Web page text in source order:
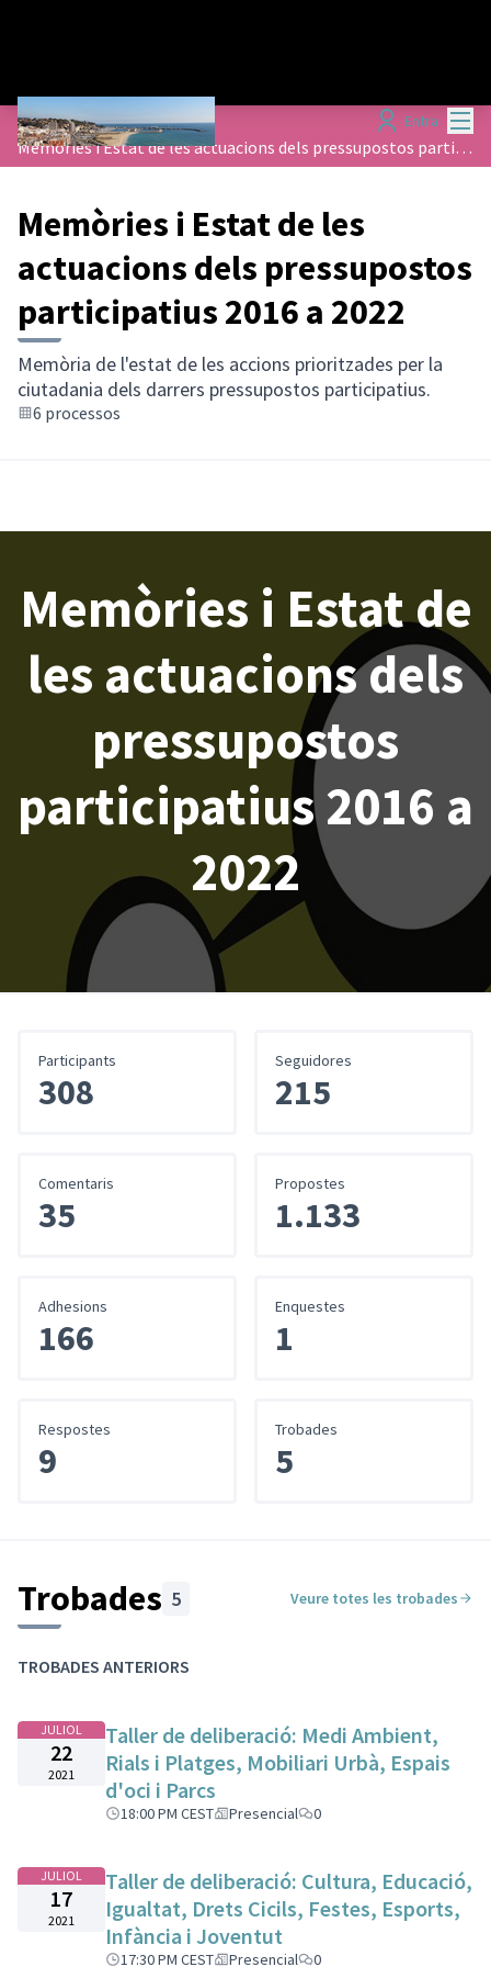
Entra
Processos/
Memòries i Estat de les actuacions dels pressupostos participatius 2016 a 2022
Memòries i Estat de les
actuacions dels pressupostos
participatius 2016 a 2022
Memòria de l'estat de les accions prioritzades per la
ciutadania dels darrers pressupostos participatius.
6 processos
Memòries i Estat de
les actuacions dels
pressupostos
participatius 2016 a
2022
Participants
308
Seguidores
215
Comentaris
35
Propostes
1.133
Adhesions
166
Enquestes
1
Respostes
9
Trobades
5
Trobades 5 Veure totes les trobades
TROBADES ANTERIORS
JULIOL
22
2021
Taller de deliberació: Medi Ambient,
Rials i Platges, Mobiliari Urbà, Espais
d'oci i Parcs
18:00 PM CEST Presencial 0
JULIOL
17
2021
Taller de deliberació: Cultura, Educació,
Igualtat, Drets Cicils, Festes, Esports,
Infància i Joventut
17:30 PM CEST Presencial 0